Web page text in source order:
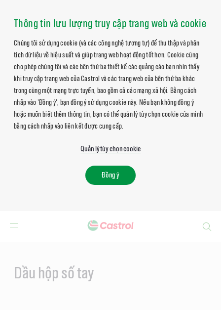
Thông tin lưu lượng truy cập trang web và cookie
Chúng tôi sử dụng cookie (và các công nghệ tương tự) để thu thập và phân
tích dữ liệu về hiệu suất và giúp trang web hoạt động tốt hơn. Cookie cũng
cho phép chúng tôi và các bên thứ ba thiết kế các quảng cáo bạn nhìn thấy
khi truy cập trang web của Castrol và các trang web của bên thứ ba khác
trong cùng một mạng trực tuyến, bao gồm cả các mạng xã hội. Bằng cách
nhấp vào 'Đồng ý', bạn đồng ý sử dụng cookie này. Nếu bạn không đồng ý
hoặc muốn biết thêm thông tin, bạn có thể quản lý tùy chọn cookie của mình
bằng cách nhấp vào liên kết được cung cấp.
Quản lý tùy chọn cookie
Đồng ý
Dầu hộp số tay